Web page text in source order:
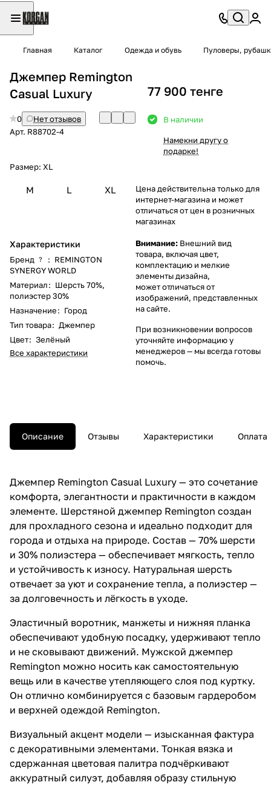
Главная Каталог Одежда и обувь Пуловеры,
Джемпер Remington
Casual Luxury
0
Нет отзывов
Арт. R88702-4
Размер: XL
M L XL
Характеристики
Бренд ? : REMINGTON
SYNERGY WORLD
Материал: Шерсть 70%,
полиэстер 30%
Назначение: Город
Тип товара: Джемпер
Цвет: Зелёный
Все характеристики
77 900 тенге
В наличии
Намекни другу о
подарке!
Цена действительна только для
интернет-магазина и может
отличаться от цен в розничных
магазинах
Внимание: Внешний вид
товара, включая цвет,
комплектацию и мелкие
элементы дизайна,
может отличаться от
изображений, представленных
на сайте.
При возникновении вопросов
уточняйте информацию у
менеджеров— мы всегда готовы
помочь.
Описание Отзывы Характеристики Оплата
Джемпер Remington Casual Luxury — это сочетание
комфорта, элегантности и практичности в каждом
элементе. Шерстяной джемпер Remington создан
для прохладного сезона и идеально подходит для
города и отдыха на природе. Состав — 70% шерсти
и 30% полиэстера — обеспечивает мягкость, тепло
и устойчивость к износу. Натуральная шерсть
отвечает за уют и сохранение тепла, а полиэстер —
за долговечность и лёгкость в уходе.
Эластичный воротник, манжеты и нижняя планка
обеспечивают удобную посадку, удерживают тепло
и не сковывают движений. Мужской джемпер
Remington можно носить как самостоятельную
вещь или в качестве утепляющего слоя под куртку.
Он отлично комбинируется с базовым гардеробом
и верхней одеждой Remington.
Визуальный акцент модели — изысканная фактура
с декоративными элементами. Тонкая вязка и
сдержанная цветовая палитра подчёркивают
аккуратный силуэт, добавляя образу стильную